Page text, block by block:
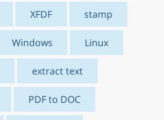
XFDF stamp
Windows Linux
extract text
PDF to DOC